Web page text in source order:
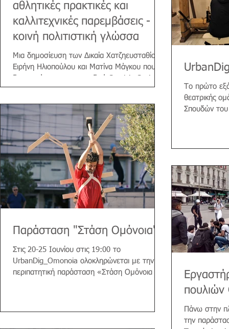
αθλητικές πρακτικές και
καλλιτεχνικές παρεμβάσεις -
κοινή πολιτιστική γλώσσα
Μια δημοσίευση των Δικαία Χατζηευσταθίου,
Ειρήνη Ηλιοπούλου και Ματίνα Μάγκου που
Cultures,...
Το πρώτο
θεατρικής
Σπουδών του
Παράσταση "Στάση Ομόνοια"
Στις 20-25 Ιουνίου στις 19:00 το
UrbanDig_Omonoia ολοκληρώνεται με την
περιπατητική παράσταση «Στάση Ομόνοια |
Πάνω στην
την